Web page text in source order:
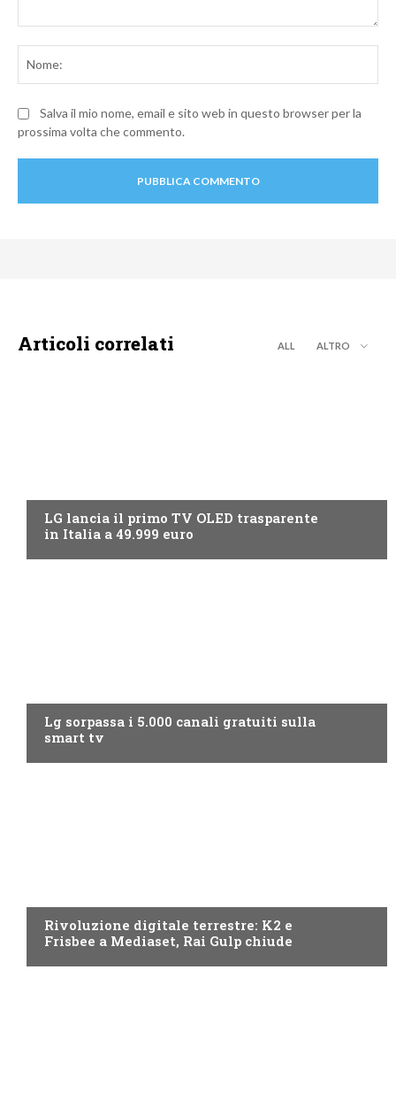
Salva il mio nome, email e sito web in questo browser per la
prossima volta che commento.
Articoli correlati ALL ALTRO
LG lancia il primo TV OLED trasparente
in Italia a 49.999 euro
Lg sorpassa i 5.000 canali gratuiti sulla
smart tv
Rivoluzione digitale terrestre: K2 e
Frisbee a Mediaset, Rai Gulp chiude